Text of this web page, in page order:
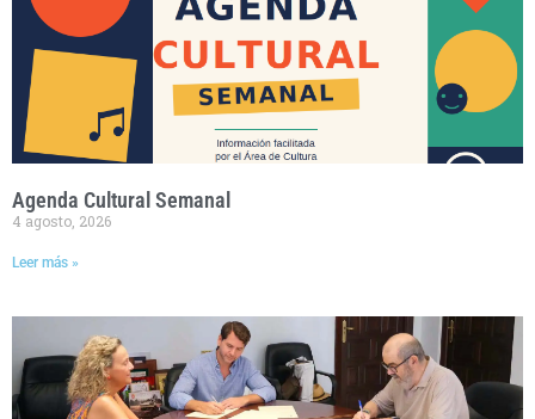
Agenda Cultural Semanal
4 agosto, 2026
Leer más »